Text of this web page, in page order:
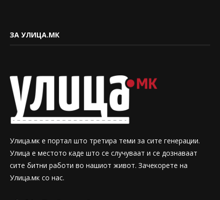
ЗА УЛИЦА.МК
Улица.мк е портал што третира теми за сите генерации.
Улица е местото каде што се случуваат и се дознаваат
сите битни работи во нашиот живот. Зачекорете на
Улица.мк со нас.